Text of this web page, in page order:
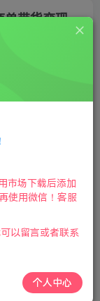
单带货变现
到账号，用余额支付
付成功后请刷新网页
市场下载后添加
使用微信！客服
以留言或者联系
个人中心